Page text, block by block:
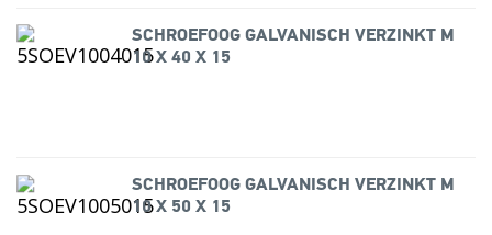
SCHROEFOOG GALVANISCH VERZINKT M
10 X 40 X 15
SCHROEFOOG GALVANISCH VERZINKT M
10 X 50 X 15